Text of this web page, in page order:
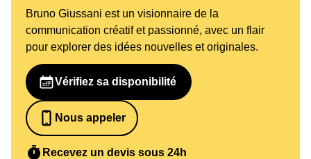
Bruno Giussani est un visionnaire de la
communication créatif et passionné, avec un flair
pour explorer des idées nouvelles et originales.
Vérifiez sa disponibilité
Nous appeler
0652698481
Recevez un devis sous 24h